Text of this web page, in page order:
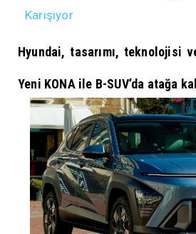
Karışıyor
Hyundai, tasarımı, teknolojisi
Yeni KONA ile B-SUV’da atağa